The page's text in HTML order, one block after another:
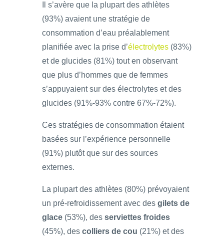
Il s’avère que la plupart des athlètes
(93%) avaient une stratégie de
consommation d’eau préalablement
planifiée avec la prise d’électrolytes (83%)
et de glucides (81%) tout en observant
que plus d’hommes que de femmes
s’appuyaient sur des électrolytes et des
glucides (91%-93% contre 67%-72%).
Ces stratégies de consommation étaient
basées sur l’expérience personnelle
(91%) plutôt que sur des sources
externes.
La plupart des athlètes (80%) prévoyaient
un pré-refroidissement avec des gilets de
glace (53%), des serviettes froides
(45%), des colliers de cou (21%) et des